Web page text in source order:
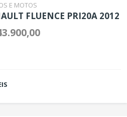
E MOTOS
FLUENCE PRI20A 2012